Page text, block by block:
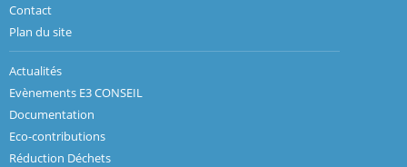
Contact
Plan du site
Actualités
Evènements E3 CONSEIL
Documentation
Eco-contributions
Réduction Déchets